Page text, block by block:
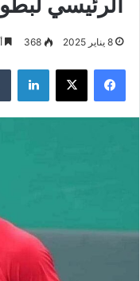
8 يناير 2025 368
فيسبوك ‫X